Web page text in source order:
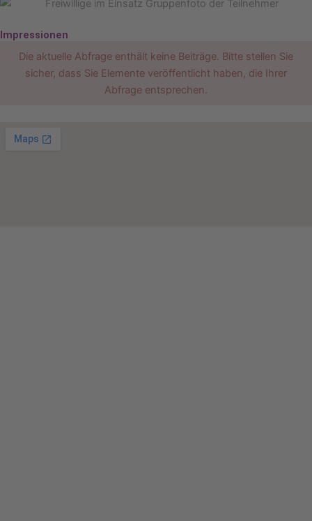
Impressionen
Die aktuelle Abfrage enthält keine Beiträge. Bitte stellen Sie
sicher, dass Sie Elemente veröffentlicht haben, die Ihrer
Abfrage entsprechen.